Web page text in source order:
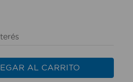
AL CARRITO